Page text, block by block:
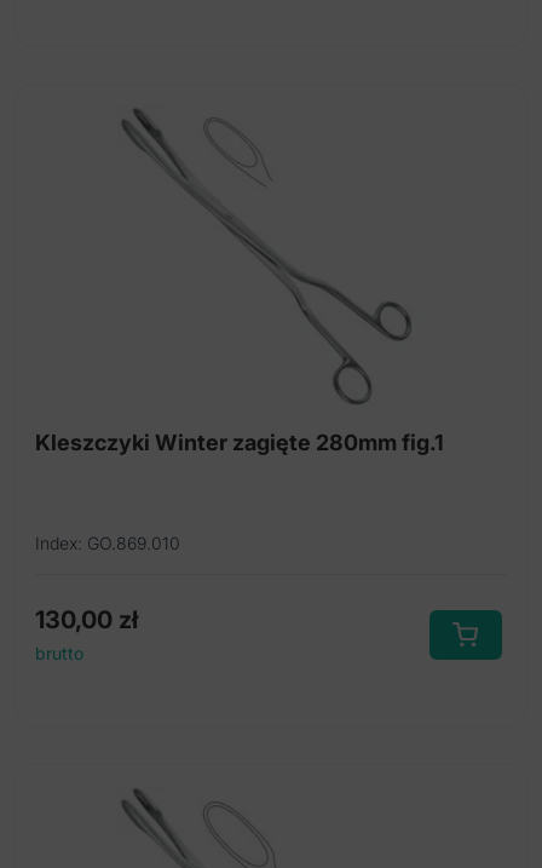
Kleszczyki Winter zagięte 280mm fig.1
Index: GO.869.010
130,00 zł
brutto